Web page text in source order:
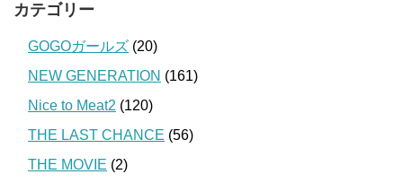
カテゴリー
GOGOガールズ (20)
NEW GENERATION (161)
Nice to Meat2 (120)
THE LAST CHANCE (56)
THE MOVIE (2)